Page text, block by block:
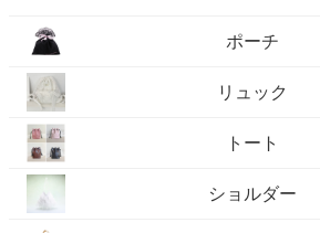
ポーチ
リュック
トート
ショルダー